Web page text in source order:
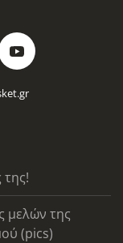
μελών της
(pics)